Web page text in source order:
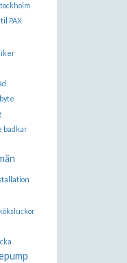
PAX
badkar
köksluckor